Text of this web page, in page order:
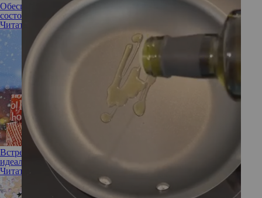
Обесценивающее мышление: как распознать и выйти из
состояния жертвы
Читать полностью
Встречаем Новый год с радостью: полезные идеи для
идеального праздника
Читать полностью